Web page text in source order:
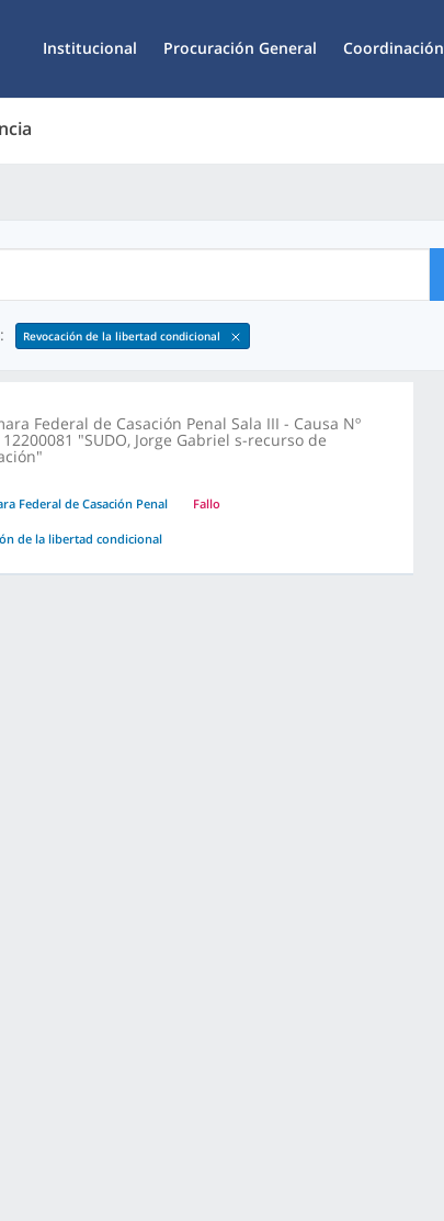
Institucional Procuración General Coordinación
Revocación de la libertad condicional
Federal de Casación Penal Sala III - Causa Nº
12200081 "SUDO, Jorge Gabriel s-recurso de
Federal de Casación Penal Fallo
de la libertad condicional